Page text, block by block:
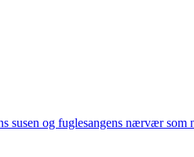
og fuglesangens nærvær